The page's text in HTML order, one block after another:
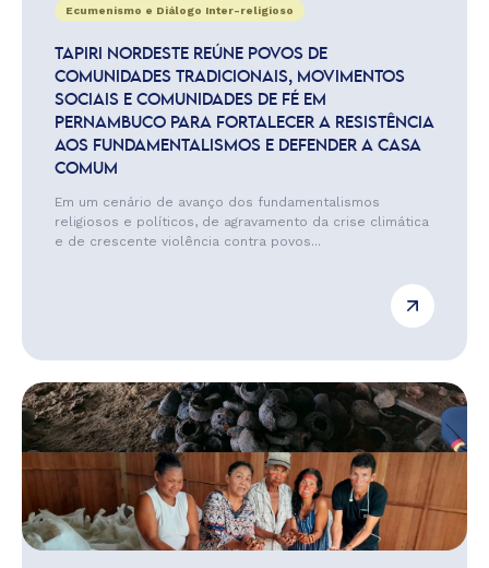
Ecumenismo e Diálogo Inter-religioso
TAPIRI NORDESTE REÚNE POVOS DE
COMUNIDADES TRADICIONAIS, MOVIMENTOS
SOCIAIS E COMUNIDADES DE FÉ EM
PERNAMBUCO PARA FORTALECER A RESISTÊNCIA
AOS FUNDAMENTALISMOS E DEFENDER A CASA
COMUM
Em um cenário de avanço dos fundamentalismos
religiosos e políticos, de agravamento da crise climática
e de crescente violência contra povos...